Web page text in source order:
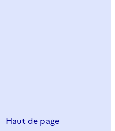
Haut de page